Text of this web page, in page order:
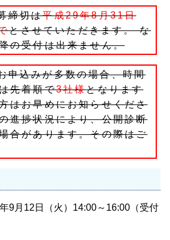
締切は平成29年8月31日
とさせていただきます。 な
の受付は出来ません。
申込みが多数の場合、時間
先着順で3社様となります
はお早めにお知らせくださ
進捗状況により、公開診断
合があります。その際はご
9月12日（火）14:00～16:00（受付